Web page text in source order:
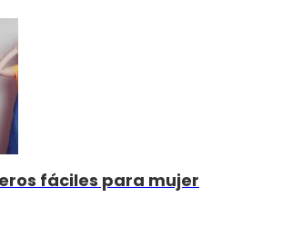
fáciles para mujer